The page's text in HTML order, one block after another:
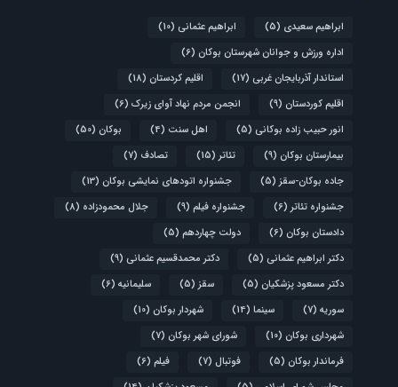
ابراهیم سعیدی (5) ابراهیم عثمانی (10)
اداره ورزش و جوانان شهرستان بوکان (6)
استاندار آذربایجان غربی (17) اقلیم کردستان (18)
اقلیم کوردستان (9) انجمن مردم نهاد آوای زیرک (6)
انور حبیب زاده بوکانی (5) اهل سنت (4) بوکان (50)
بیمارستان بوکان (9) تئاتر (15) تصادف (7)
جاده بوکان-سقز (5) جشنواره اتودهای نمایشی بوکان (13)
جشنواره تئاتر (6) جشنواره فیلم (9) جلال محمودزاده (8)
دادستان بوکان (6) دولت چهاردهم (5)
دکتر ابراهیم عثمانی (5) دکتر محمدقسیم عثمانی (9)
دکتر مسعود پزشکیان (5) سقز (5) سلیمانیه (6)
سوریه (7) سینما (14) شهردار بوکان (10)
شهرداری بوکان (10) شورای شهر بوکان (7)
فرماندار بوکان (5) فوتبال (7) فیلم (6)